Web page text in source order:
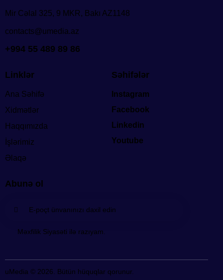
Mir Cəlal 325, 9 MKR, Bakı AZ1148
contacts@umedia.az
+994 55 489 89 86
Linklər
Ana Səhifə
Xidmətlər
Haqqımızda
İşlərimiz
Əlaqə
Səhifələr
Instagram
Facebook
Linkedin
Youtube
Abunə ol
Məxfilik Siyasəti ilə razıyam.
uMedia © 2026. Bütün hüquqlar qorunur.